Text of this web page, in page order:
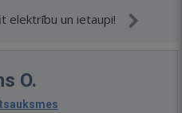
elektrību un ietaupi!
O.